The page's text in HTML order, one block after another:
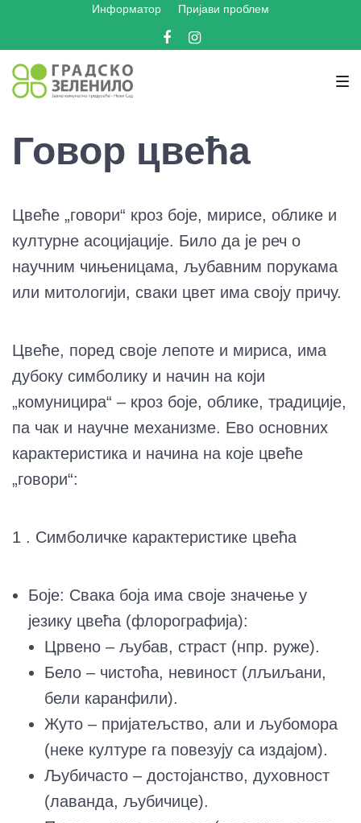
main
navigation
content
footer
Информатор Пријави проблем
FacebookInstagram
Говор цвећа
Цвеће „говори“ кроз боје, мирисе, облике и
културне асоцијације. Било да је реч о
научним чињеницама, љубавним порукама
или митологији, сваки цвет има своју причу.
Цвеће, поред своје лепоте и мириса, има
дубоку симболику и начин на који
„комуницира“ – кроз боје, облике, традиције,
па чак и научне механизме. Ево основних
карактеристика и начина на које цвеће
„говори“:
1 . Симболичке карактеристике цвећа
Боје: Свака боја има своје значење у
језику цвећа (флорографија):
Црвено – љубав, страст (нпр. руже).
Бело – чистоћа, невиност (лљиљани,
бели каранфили).
Жуто – пријатељство, али и љубомора
(неке културе га повезују са издајом).
Љубичасто – достојанство, духовност
(лаванда, љубичице).